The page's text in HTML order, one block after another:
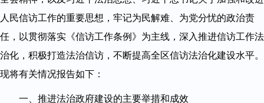
人民信访工作的重要思想，牢记为民解难、为党分忧的政治责
任，以贯彻落实《信访工作条例》为主线，深入推进信访工作法
治化，积极打造法治信访，不断提高全区信访法治化建设水平。
现将有关情况报告如下：
一、推进法治政府建设的主要举措和成效